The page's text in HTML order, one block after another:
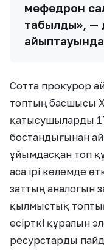
мефедрон
табылды», —
Сотта прокурор
топтың басшысы
қатысушыларды
бостандығынан
ұйымдасқан топ
аса ірі көлемде
заттың аналогын
қылмыстық
есірткі құралын
ресурстарды